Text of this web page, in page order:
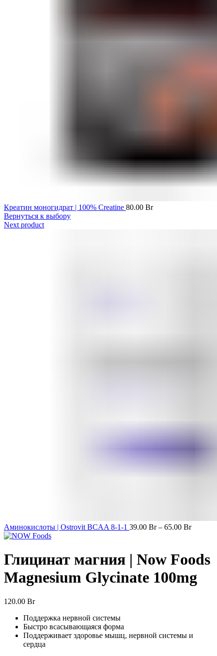
Креатин моногидрат | 100% Creatine 80.00 Br
Вернуться к выбору
Next product
Аминокислоты | Ostrovit BCAA 8-1-1 39.00 Br– 65.00 Br
Глицинат магния | Now Foods
Magnesium Glycinate 100mg
120.00 Br
Поддержка нервной системы
Быстро всасывающаяся форма
Поддерживает здоровье мышц, нервной системы и
сердца